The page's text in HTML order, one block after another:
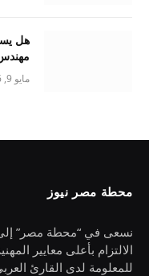
هل
مايو 9, 2026
محطة مصر نيوز
نسعى في “محطة مصر” إلى
الالتزام بأعلى معايير
للمعلومة لدى القارئ